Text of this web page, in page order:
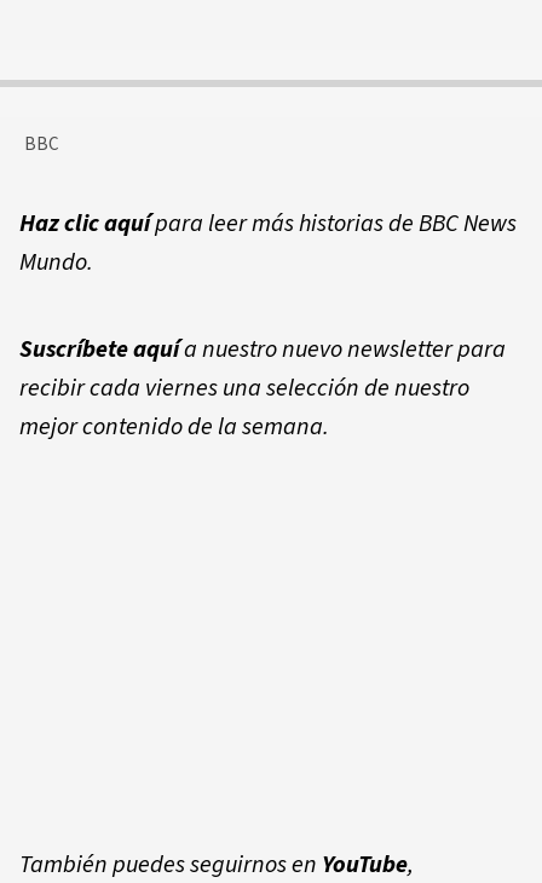
BBC
Haz clic aquípara leer más historias de BBC News
Mundo.
Suscríbete aquía nuestro nuevo newsletter para
recibir cada viernes una selección de nuestro
mejor contenido de la semana.
También puedes seguirnos en YouTube,